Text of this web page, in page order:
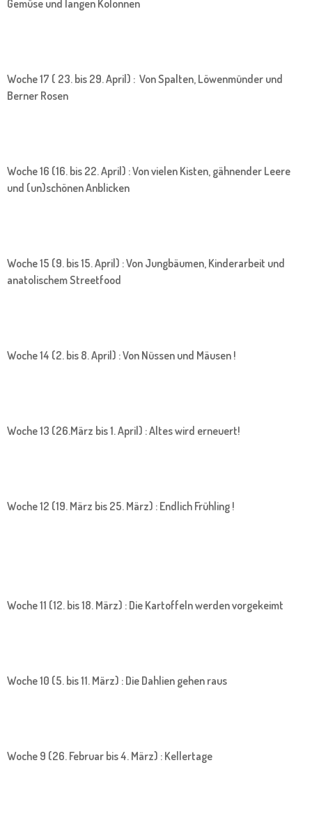
Gemüse und langen Kolonnen
Woche 17 ( 23. bis 29. April) : Von Spalten, Löwenmünder und
Berner Rosen
Woche 16 (16. bis 22. April) : Von vielen Kisten, gähnender Leere
und (un)schönen Anblicken
Woche 15 (9. bis 15. April) : Von Jungbäumen, Kinderarbeit und
anatolischem Streetfood
Woche 14 (2. bis 8. April) : Von Nüssen und Mäusen !
Woche 13 (26.März bis 1. April) : Altes wird erneuert!
Woche 12 (19. März bis 25. März) : Endlich Frühling !
Woche 11 (12. bis 18. März) : Die Kartoffeln werden vorgekeimt
Woche 10 (5. bis 11. März) : Die Dahlien gehen raus
Woche 9 (26. Februar bis 4. März) : Kellertage